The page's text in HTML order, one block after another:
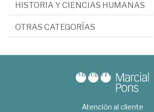
HISTORIA Y CIENCIAS HUMANAS
OTRAS CATEGORÍAS
Atención al cliente